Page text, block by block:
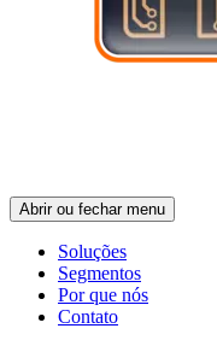
Abrir ou fechar menu
Soluções
Segmentos
Por que nós
Contato